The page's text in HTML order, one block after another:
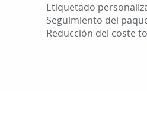
- Etiquetado
- Seguimiento del
- Reducción del coste